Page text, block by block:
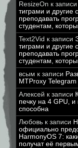
ResizeOn к записи
тиграми и другие
преподавать
студентам,
Text2Vid к записи
тиграми и другие
преподавать
студентам,
всым к записи
MTProxy Telegram
Алексей к записи
печку на 4 GPU, и
способна
Любовь к записи
официально
HarmonyOS 7:
получат её